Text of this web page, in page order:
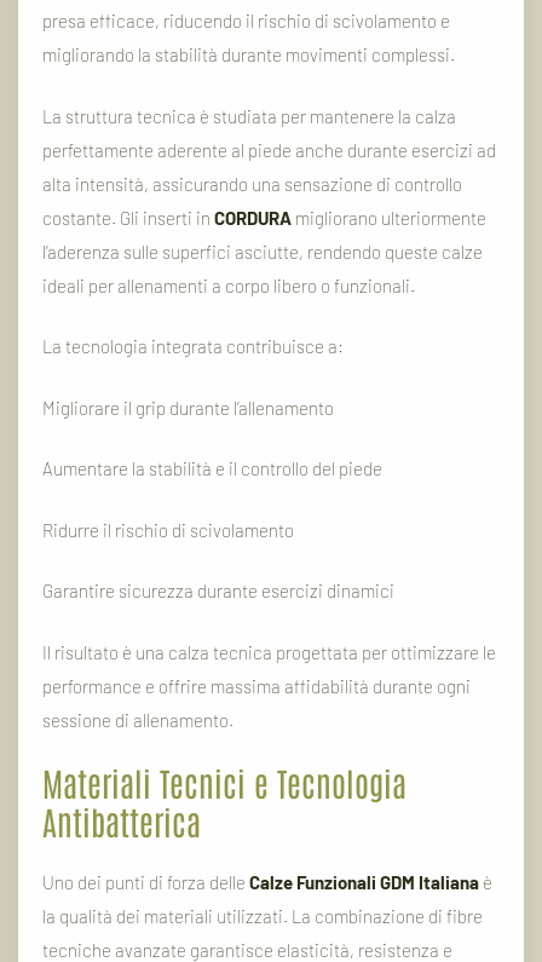
presa efficace, riducendo il rischio di scivolamento e
migliorando la stabilità durante movimenti complessi.
La struttura tecnica è studiata per mantenere la calza
perfettamente aderente al piede anche durante esercizi ad
alta intensità, assicurando una sensazione di controllo
costante. Gli inserti in CORDURA migliorano ulteriormente
l’aderenza sulle superfici asciutte, rendendo queste calze
ideali per allenamenti a corpo libero o funzionali.
La tecnologia integrata contribuisce a:
Migliorare il grip durante l’allenamento
Aumentare la stabilità e il controllo del piede
Ridurre il rischio di scivolamento
Garantire sicurezza durante esercizi dinamici
Il risultato è una calza tecnica progettata per ottimizzare le
performance e offrire massima affidabilità durante ogni
sessione di allenamento.
Materiali Tecnici e Tecnologia
Antibatterica
Uno dei punti di forza delle Calze Funzionali GDM Italiana è
la qualità dei materiali utilizzati. La combinazione di fibre
tecniche avanzate garantisce elasticità, resistenza e